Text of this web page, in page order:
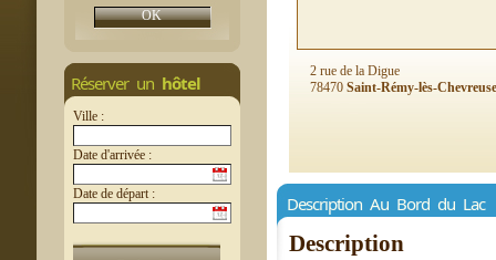
Réserver un hôtel
Ville :
Date d'arrivée :
Date de départ :
2 rue de la Digue
78470 Saint-Rémy-lès-Chevreuse
Description Au Bord du Lac
Description